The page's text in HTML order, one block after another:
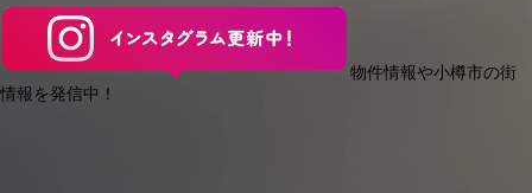
物件情報や小樽市の街
情報を発信中！